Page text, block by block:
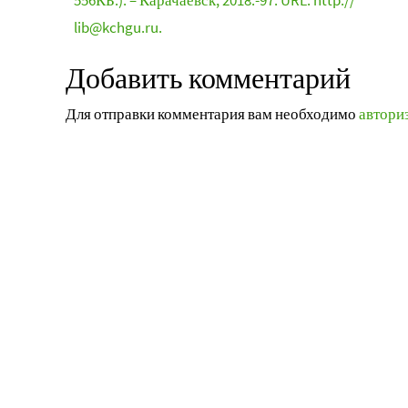
lib@kchgu.ru.
Добавить комментарий
Для отправки комментария вам необходимо